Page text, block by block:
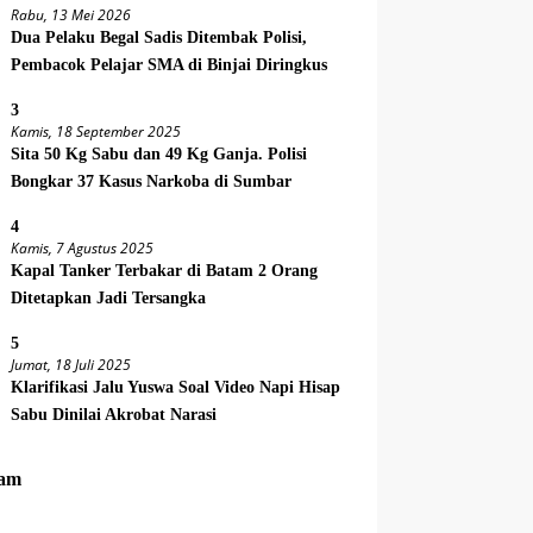
Rabu, 13 Mei 2026
Dua Pelaku Begal Sadis Ditembak Polisi,
Pembacok Pelajar SMA di Binjai Diringkus
3
Kamis, 18 September 2025
Sita 50 Kg Sabu dan 49 Kg Ganja. Polisi
Bongkar 37 Kasus Narkoba di Sumbar
4
Kamis, 7 Agustus 2025
Kapal Tanker Terbakar di Batam 2 Orang
Ditetapkan Jadi Tersangka
5
Jumat, 18 Juli 2025
Klarifikasi Jalu Yuswa Soal Video Napi Hisap
Sabu Dinilai Akrobat Narasi